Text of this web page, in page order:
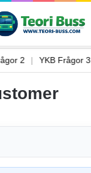
2 YKB Frågor 3